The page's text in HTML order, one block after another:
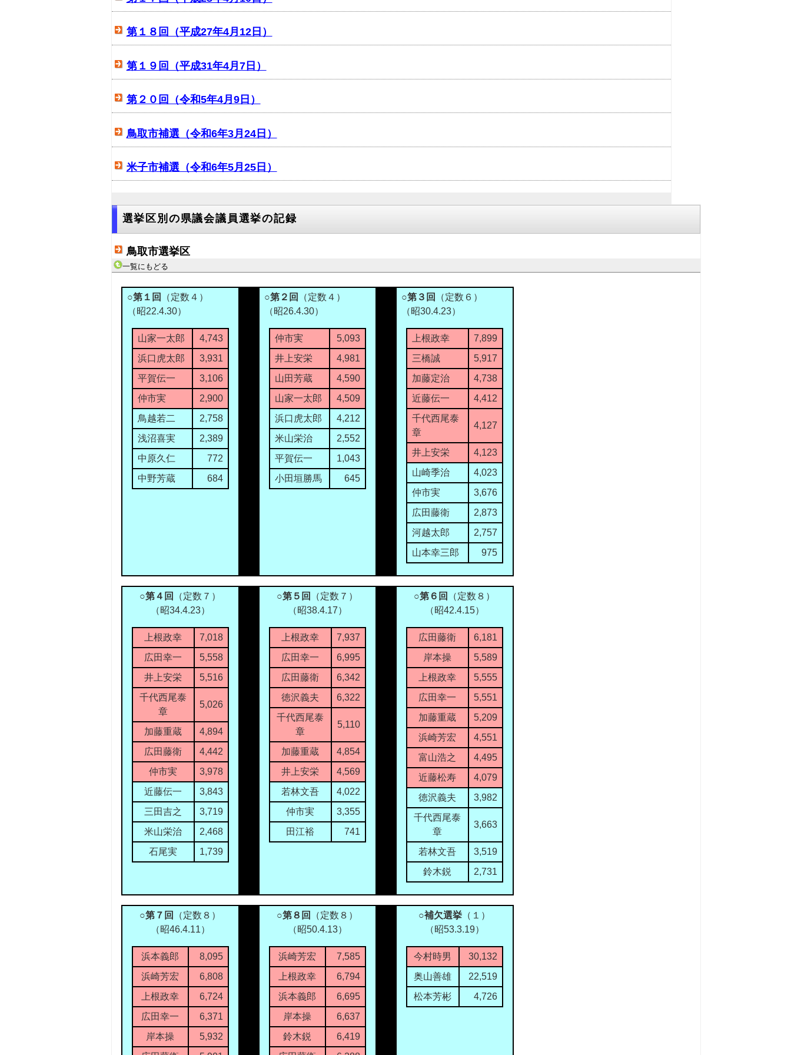
第１８回（平成27年4月12日）
第１９回（平成31年4月7日）
第２０回（令和5年4月9日）
鳥取市補選（令和6年3月24日）
米子市補選（令和6年5月25日）
選挙区別の県議会議員選挙の記録
鳥取市選挙区
一覧にもどる
○第１回
（定数４）
（昭22.4.30）
山家一太郎
4,743
浜口虎太郎
3,931
平賀伝一
3,106
仲市実
2,900
鳥越若二
2,758
浅沼喜実
2,389
中原久仁
772
中野芳蔵
684
○第２回
（定数４）
（昭26.4.30）
仲市実
5,093
井上安栄
4,981
山田芳蔵
4,590
山家一太郎
4,509
浜口虎太郎
4,212
米山栄治
2,552
平賀伝一
1,043
小田垣勝馬
645
○第３回
（定数６）
（昭30.4.23）
上根政幸
7,899
三橋誠
5,917
加藤定治
4,738
近藤伝一
4,412
千代西尾泰
章
4,127
井上安栄
4,123
山崎季治
4,023
仲市実
3,676
広田藤衛
2,873
河越太郎
2,757
山本幸三郎
975
○第４回
（定数７）
（昭34.4.23）
上根政幸
7,018
広田幸一
5,558
井上安栄
5,516
千代西尾泰
章
5,026
加藤重蔵
4,894
広田藤衛
4,442
仲市実
3,978
近藤伝一
3,843
三田吉之
3,719
米山栄治
2,468
石尾実
1,739
○第５回
（定数７）
（昭38.4.17）
上根政幸
7,937
広田幸一
6,995
広田藤衛
6,342
徳沢義夫
6,322
千代西尾泰
章
5,110
加藤重蔵
4,854
井上安栄
4,569
若林文吾
4,022
仲市実
3,355
田江裕
741
○第６回
（定数８）
（昭42.4.15）
広田藤衛
6,181
岸本操
5,589
上根政幸
5,555
広田幸一
5,551
加藤重蔵
5,209
浜崎芳宏
4,551
富山浩之
4,495
近藤松寿
4,079
徳沢義夫
3,982
千代西尾泰
章
3,663
若林文吾
3,519
鈴木鋭
2,731
○第７回
（定数８）
（昭46.4.11）
浜本義郎
8,095
浜崎芳宏
6,808
上根政幸
6,724
広田幸一
6,371
岸本操
5,932
○第８回
（定数８）
（昭50.4.13）
浜崎芳宏
7,585
上根政幸
6,794
浜本義郎
6,695
岸本操
6,637
鈴木鋭
6,419
○補欠選挙 （１）
（昭53.3.19）
今村時男
30,132
奥山善雄
22,519
松本芳彬
4,726